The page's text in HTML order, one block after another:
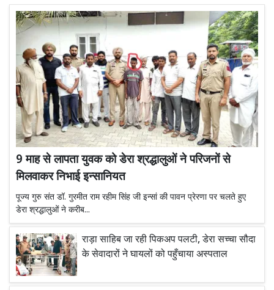
9 माह से लापता युवक को डेरा श्रद्धालुओं ने परिजनों से
मिलवाकर निभाई इन्सानियत
पूज्य गुरु संत डॉ. गुरमीत राम रहीम सिंह जी इन्सां की पावन प्रेरणा पर चलते हुए
डेरा श्रद्धालुओं ने करीब...
राड़ा साहिब जा रही पिकअप पलटी, डेरा सच्चा सौदा
के सेवादारों ने घायलों को पहुँचाया अस्पताल